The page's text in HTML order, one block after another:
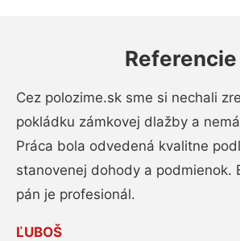
Referencie
Cez polozime.sk sme si nechali
pokládku zámkovej dlažby a
Práca bola odvedená kvalitne
stanovenej dohody a podmienok.
pán je profesionál.
ĽUBOŠ